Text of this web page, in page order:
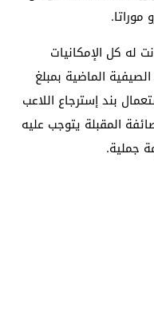
موراتا.
له كل الإمكانيات
الماضية بمبلغ
إستعمال بند إسترجاع اللاعب
المقبلة يتوجب عليه